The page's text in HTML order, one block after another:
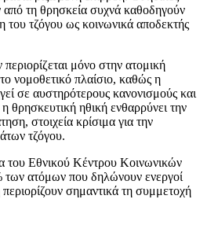
από τη θρησκεία συχνά καθοδηγούν
του τζόγου ως κοινωνικά αποδεκτής
μόνο στην ατομική
νομοθετικό πλαίσιο, καθώς η
σε αυστηρότερους κανονισμούς και
θρησκευτική ηθική ενθαρρύνει την
στοιχεία κρίσιμα για την
τζόγου.
του Εθνικού Κέντρου Κοινωνικών
των ατόμων που δηλώνουν ενεργοί
σημαντικά τη συμμετοχή